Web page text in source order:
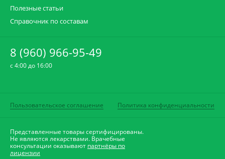
Полезные статьи
Справочник по составам
8 (960) 966-95-49
c 4:00 до 16:00
Пользовательское соглашение Политика конфиденциальности
Представленные товары сертифицированы.
Не являются лекарствами. Врачебные
консультации оказывают партнёры по
лицензии